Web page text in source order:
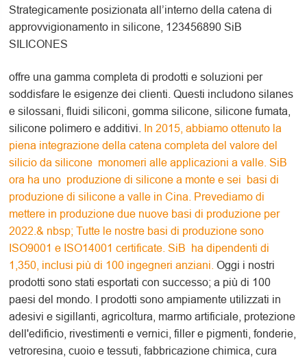
Strategicamente posizionata all’interno della catena di
approvvigionamento in silicone, 123456890 SiB
SILICONES
offre una gamma completa di prodotti e soluzioni per
soddisfare le esigenze dei clienti. Questi includono silanes
e silossani, fluidi siliconi, gomma silicone, silicone fumata,
silicone polimero e additivi.
In 2015, abbiamo ottenuto la
piena integrazione della catena completa del valore del
silicio da silicone monomeri alle applicazioni a valle. SiB
ora ha uno produzione di silicone a monte e sei basi di
produzione di silicone a valle in Cina. Prevediamo di
mettere in produzione due nuove basi di produzione per
2022.& nbsp; Tutte le nostre basi di produzione sono
ISO9001 e ISO14001 certificate. SiB ha dipendenti di
1,350, inclusi più di 100 ingegneri anziani.Oggi i nostri
prodotti sono stati esportati con successo; a più di 100
paesi del mondo. I prodotti sono ampiamente utilizzati in
adesivi e sigillanti, agricoltura, marmo artificiale, protezione
dell'edificio, rivestimenti e vernici, filler e pigmenti, fonderie,
vetroresina, cuoio e tessuti, fabbricazione chimica, cura